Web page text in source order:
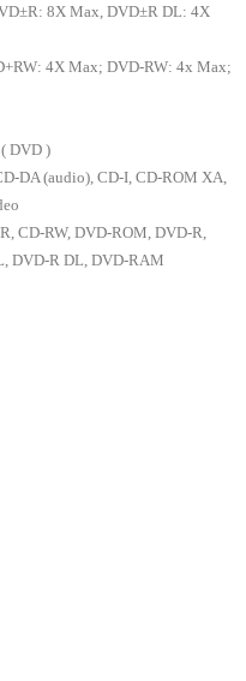
8X Max, DVD±R DL: 4X
4X Max; DVD-RW: 4x Max;
DVD )
DA (audio), CD-I, CD-ROM XA,
CD-RW, DVD-ROM, DVD-R,
DVD-R DL, DVD-RAM